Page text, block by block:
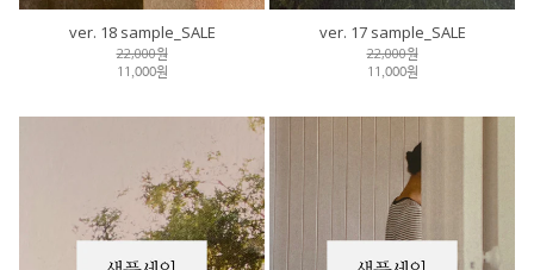
ver. 18 sample_SALE
22,000원
11,000원
ver. 17 sample_SALE
22,000원
11,000원